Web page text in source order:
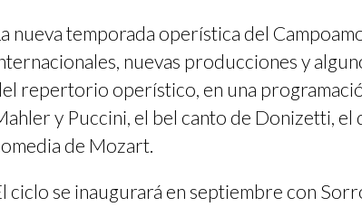
nueva temporada operística del
nuevas producciones y
repertorio operístico, en una
y Puccini, el bel canto de Donizetti, el
de Mozart.
ciclo se inaugurará en septiembre con